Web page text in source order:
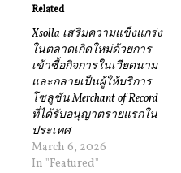
Related
Xsolla เสริมความแข็งแกร่ง
ในตลาดเกิดใหม่ด้วยการ
เข้าซื้อกิจการในเวียดนาม
และกลายเป็นผู้ให้บริการ
โซลูชัน Merchant of Record
ที่ได้รับอนุญาตรายแรกใน
ประเทศ
March 6, 2026
In "Featured"